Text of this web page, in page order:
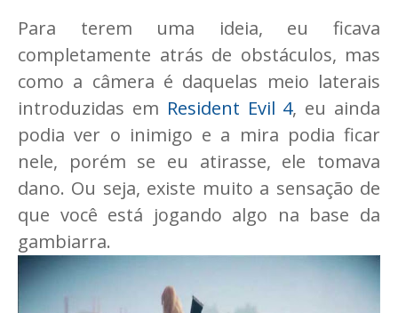
Para terem uma ideia, eu ficava
completamente atrás de obstáculos, mas
como a câmera é daquelas meio laterais
introduzidas em Resident Evil 4, eu ainda
podia ver o inimigo e a mira podia ficar
nele, porém se eu atirasse, ele tomava
dano. Ou seja, existe muito a sensação de
que você está jogando algo na base da
gambiarra.